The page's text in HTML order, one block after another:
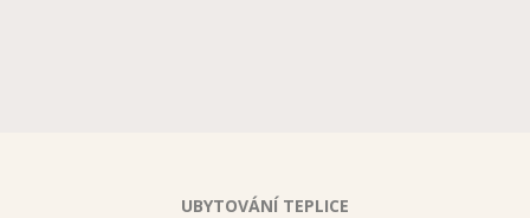
UBYTOVÁNÍ TEPLICE